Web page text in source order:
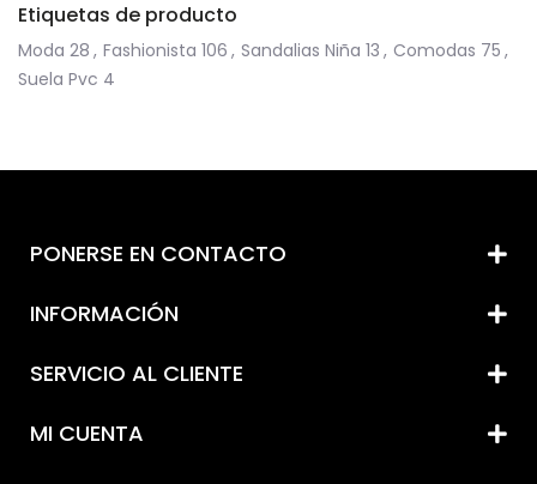
Etiquetas de producto
Moda 28 , Fashionista 106 , Sandalias Niña 13 , Comodas 75 ,
Suela Pvc 4
PONERSE EN CONTACTO
INFORMACIÓN
SERVICIO AL CLIENTE
MI CUENTA